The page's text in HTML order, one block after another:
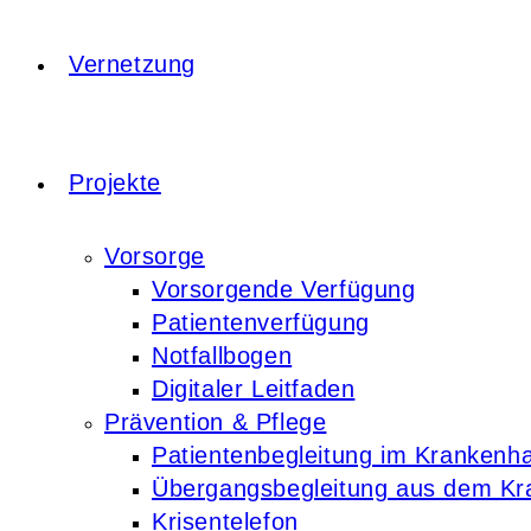
Vernetzung
Projekte
Vorsorge
Vorsorgende Verfügung
Patientenverfügung
Notfallbogen
Digitaler Leitfaden
Prävention & Pflege
Patientenbegleitung im
Übergangsbegleitung aus dem
Krisentelefon